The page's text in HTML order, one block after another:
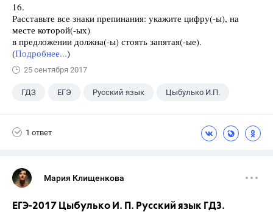
16.
Расставьте все знаки препинания: укажите цифру(-ы), на
месте которой(-ых)
в предложении должна(-ы) стоять запятая(-ые).
(Подробнее...)
25 сентября 2017
ГДЗ ЕГЭ Русский язык Цыбулько И.П.
1 ответ
Мария Клищенкова
ЕГЭ-2017 Цыбулько И. П. Русский язык ГДЗ.